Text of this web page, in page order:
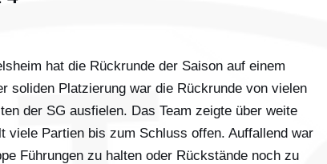
hat die Rückrunde der Saison auf einem
soliden Platzierung war die Rückrunde von vielen
der SG ausfielen. Das Team zeigte über weite
viele Partien bis zum Schluss offen. Auffallend war
Führungen zu halten oder Rückstände noch zu